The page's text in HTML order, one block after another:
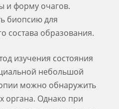
и форму очагов.
биопсию для
состава образования.
изучения состояния
небольшой
можно обнаружить
органа. Однако при